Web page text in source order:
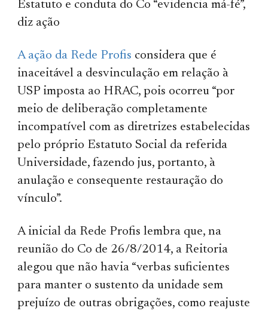
Estatuto e conduta do Co “evidencia má-fé”,
diz ação
A ação da Rede Profis considera que é
inaceitável a desvinculação em relação à
USP imposta ao HRAC, pois ocorreu “por
meio de deliberação completamente
incompatível com as diretrizes estabelecidas
pelo próprio Estatuto Social da referida
Universidade, fazendo jus, portanto, à
anulação e consequente restauração do
vínculo”.
A inicial da Rede Profis lembra que, na
reunião do Co de 26/8/2014, a Reitoria
alegou que não havia “verbas suficientes
para manter o sustento da unidade sem
prejuízo de outras obrigações, como reajuste